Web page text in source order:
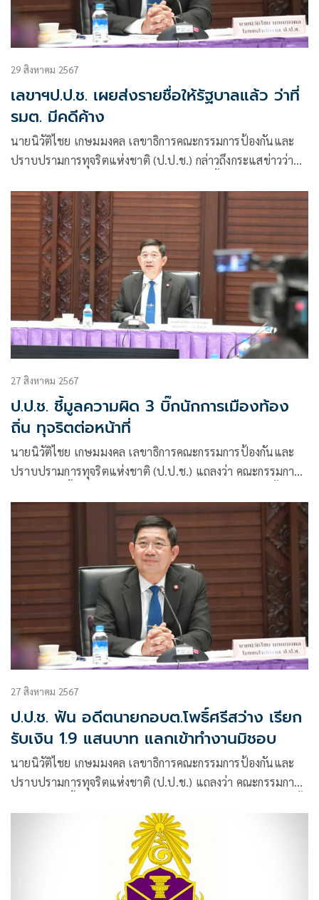
29 สิงหาคม 2567
เลขาฯป.ป.ช. เผยส่งรายชื่อให้รัฐบาลแล้ว ว่าที่
รมต. มีคดีค้าง
นายนิวัติไชย เกษมมงคล เลขาธิการคณะกรรมการป้องกันและ
ปราบปรามการทุจริตแห่งชาติ (ป.ป.ช.) กล่าวถึงกระแสข่าวว่าที่
บุคคลที่ถูกเสนอชื่อให้ดำรงตำแหน่งรัฐมนตรีมาสอบถาม ป.ป.ช.
เพื่อตรวจสอบดูว่ามีคดีอะไรใน ป.ป.ช.หรือไม่
27 สิงหาคม 2567
ป.ป.ช. ชี้มูลความผิด 3 บิ๊กนักการเมืองท้อง
ถิ่น ทุจริตต่อหน้าที่
นายนิวัติไชย เกษมมงคล เลขาธิการคณะกรรมการป้องกันและ
ปราบปรามการทุจริตแห่งชาติ (ป.ป.ช.) แถลงว่า คณะกรรมการ
ตำแหน่งนายกองค์การบริหารส่วนตำบลผาตั้ง
27 สิงหาคม 2567
ป.ป.ช. ฟัน อดีตนายกอบต.โพธิ์ศรีสว่าง เรียก
รับเงิน 1.9 แสนบาท แลกเข้าทำงานมิชอบ
นายนิวัติไชย เกษมมงคล เลขาธิการคณะกรรมการป้องกันและ
ปราบปรามการทุจริตแห่งชาติ (ป.ป.ช.) แถลงว่า คณะกรรมการ
ดำรงตำแหน่งนายกองค์การบริหารส่วนตำบลโพธิ์ศรีสว่าง อำเภอ
โพนทอง จังหวัดร้อยเอ็ด ติดต่อเรียกรับเงินจากบุคคลที่ประสงค์จะ
เข้าทำงานที่องค์การบริหารส่วนตำบลโพธิ์ศรีสว่างโดยมิชอบ